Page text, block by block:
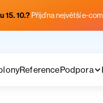
15. 10.? Přijď na největší e-
ReferencePodpora